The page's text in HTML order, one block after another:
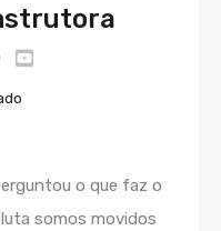
o que faz o
somos movidos